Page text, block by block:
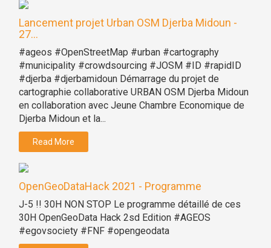
Lancement projet Urban OSM Djerba Midoun -
27...
#ageos #OpenStreetMap #urban #cartography
#municipality #crowdsourcing #JOSM #ID #rapidID
#djerba #djerbamidoun Démarrage du projet de
cartographie collaborative URBAN OSM Djerba Midoun
en collaboration avec Jeune Chambre Economique de
Djerba Midoun et la...
Read More
OpenGeoDataHack 2021 - Programme
J-5 !! 30H NON STOP Le programme détaillé de ces
30H OpenGeoData Hack 2sd Edition #AGEOS
#egovsociety #FNF #opengeodata